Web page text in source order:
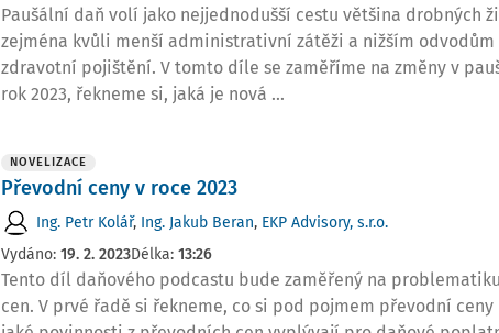
Paušální daň volí jako nejjednodušší cestu většina drobných
zejména kvůli menší administrativní zátěži a nižším odvodům
zdravotní pojištění. V tomto díle se zaměříme na změny v
rok 2023, řekneme si, jaká je nová ...
NOVELIZACE
Převodní ceny v roce 2023
Ing. Petr Kolář, Ing. Jakub Beran, EKP Advisory, s.r.o.
Vydáno: 19. 2. 2023Délka: 13:26
Tento díl daňového podcastu bude zaměřený na
cen. V prvé řadě si řekneme, co si pod pojmem převodní